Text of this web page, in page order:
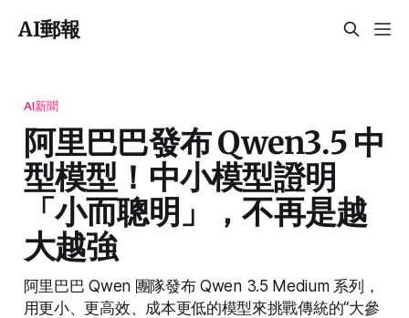
AI郵報
AI新聞
阿里巴巴發布 Qwen3.5 中
型模型！中小模型證明
「小而聰明」，不再是越
大越強
阿里巴巴 Qwen 團隊發布 Qwen 3.5 Medium 系列，
用更小、更高效、成本更低的模型來挑戰傳統的“大參